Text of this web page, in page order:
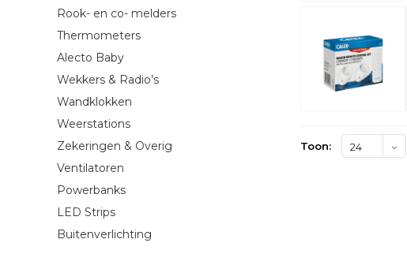
Rook- en co- melders
Thermometers
Alecto Baby
Wekkers & Radio’s
Wandklokken
Weerstations
Zekeringen & Overig
Ventilatoren
Powerbanks
LED Strips
Buitenverlichting
Toon: 24